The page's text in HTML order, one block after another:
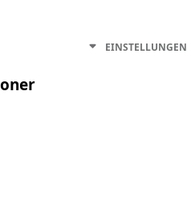
EINSTELLUNGEN